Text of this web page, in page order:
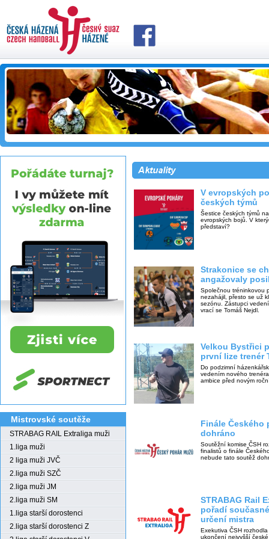
Mistrovské soutěže
STRABAG RAIL Extraliga muži
1.liga muži
2 liga muži JVČ
2.liga muži SZČ
2.liga muži JM
2.liga muži SM
1.liga starší dorostenci
2.liga starší dorostenci Z
V evropských
českých týmů
Šestice českých týmů
evropských bojů. V
představí?
Strakonice se
angažovaly
Společnou tréninkovou
nezahájil, přesto se už
sezónu. Zástupci
vrací se Tomáš Nejdl.
Velkou Bystřici
první lize trenér
Do podzimní
vedením nového
ambice před novým
Finále Českého
dohráno
Soutěžní komise ČSH
finalistů o finále
nebude tato soutěž
STRABAG Rail
pořadí
určení mistra
Exekutiva ČSH
ukončení nejvyšší